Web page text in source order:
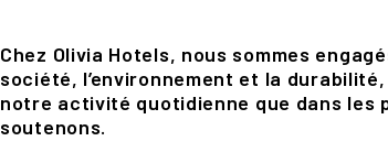
Chez Olivia Hotels, nous sommes
société, l’environnement et la
notre activité quotidienne que dans les
soutenons.